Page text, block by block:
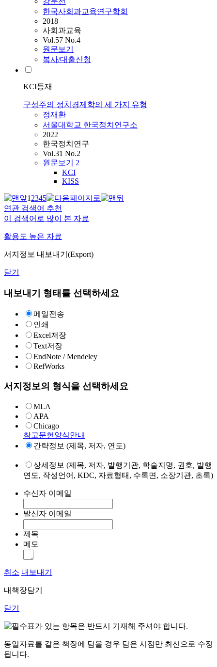
한국사회과교육연구학회
2018
사회과교육
Vol.57 No.4
원문보기
복사/대출신청
KCI등재
구성주의 정치경제학의 세 가지 유형
정재환
서울대학교 한국정치연구소
2022
한국정치연구
Vol.31 No.2
원문보기 2
KCI
KISS
12345
연관 검색어 추천
이 검색어로 많이 본 자료
활용도 높은 자료
서지정보 내보내기(Export)
닫기
내보내기 형태를 선택하세요
메일전송
인쇄
Excel저장
Text저장
EndNote / Mendeley
RefWorks
서지정보의 형식을 선택하세요
MLA
APA
Chicago
참고문헌양식안내
간략정보 (제목, 저자, 연도)
상세정보 (제목, 저자, 발행기관, 학술지명, 권호, 발행
연도, 작성언어, KDC, 자료형태, 수록면, 소장기관, 초록)
수신자 이메일
발신자 이메일
제목
메모
취소 내보내기
내책장담기
닫기
표가 있는 항목은 반드시 기재해 주셔야 합니다.
동일자료를 같은 책장에 담을 경우 담은 시점만 최신으로 수정
됩니다.